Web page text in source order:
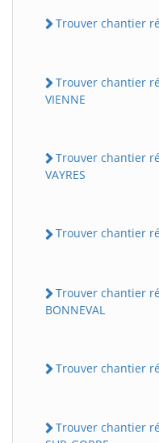
Trouver chantier
Trouver chantier
VIENNE
Trouver chantier
VAYRES
Trouver chantier
Trouver chantier
BONNEVAL
Trouver chantier
Trouver chantier